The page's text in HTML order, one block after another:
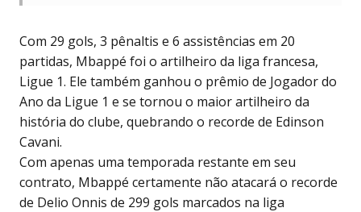
Com 29 gols, 3 pênaltis e 6 assistências em 20
partidas, Mbappé foi o artilheiro da liga francesa,
Ligue 1. Ele também ganhou o prêmio de Jogador do
Ano da Ligue 1 e se tornou o maior artilheiro da
história do clube, quebrando o recorde de Edinson
Cavani.
Com apenas uma temporada restante em seu
contrato, Mbappé certamente não atacará o recorde
de Delio Onnis de 299 gols marcados na liga